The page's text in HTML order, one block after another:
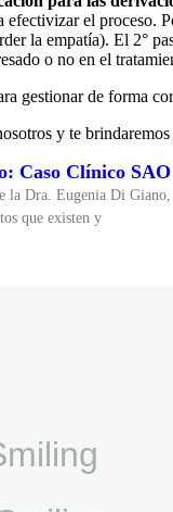
efectivizar el proceso.
la empatía). El 2°
o no en el
gestionar de forma
y te brindaremos
Caso Clínico SAO
la Dra. Eugenia Di Giano,
que existen y